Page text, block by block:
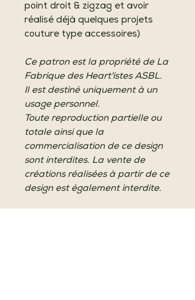
point droit & zigzag et avoir
réalisé déjà quelques projets
couture type accessoires)
Ce patron est la propriété de La
Fabrique des Heart'istes ASBL.
Il est destiné uniquement à un
usage personnel.
Toute reproduction partielle ou
totale ainsi que la
commercialisation de ce design
sont interdites. La vente de
créations réalisées à partir de ce
design est également interdite.